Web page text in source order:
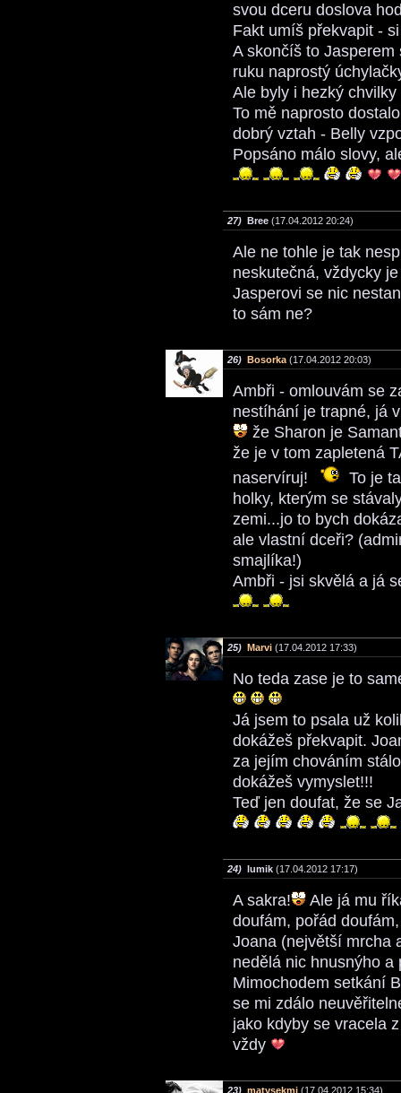
svou dceru doslova
Fakt umíš překvapit -
A skončíš to
ruku naprostý
Ale byly i hezký
To mě naprosto
dobrý vztah - Belly
Popsáno málo slovy,
27) Bree (17.04.2012 20:24)
Ale ne tohle je tak
neskutečná, vždycky
Jasperovi se nic
to sám ne?
26) Bosorka (17.04.2012 20:03)
Ambři - omlouvám se
nestíhání je trapné, já
že Sharon je
že je v tom zapletená
naservíruj!
To je
holky, kterým se
zemi...jo to bych
ale vlastní dceři?
smajlíka!)
Ambři - jsi skvělá a já
25) Marvi (17.04.2012 17:33)
No teda zase je to
Já jsem to psala už
dokážeš překvapit.
za jejím chováním
dokážeš vymyslet!!!
Teď jen doufat, že se
24) lumik (17.04.2012 17:17)
A sakra!
Ale já mu
doufám, pořád
Joana (největší mrcha
nedělá nic hnusnýho
Mimochodem setkání
se mi zdálo
jako kdyby se vracela
vždy
23) matysekmj (17.04.2012 15:34)